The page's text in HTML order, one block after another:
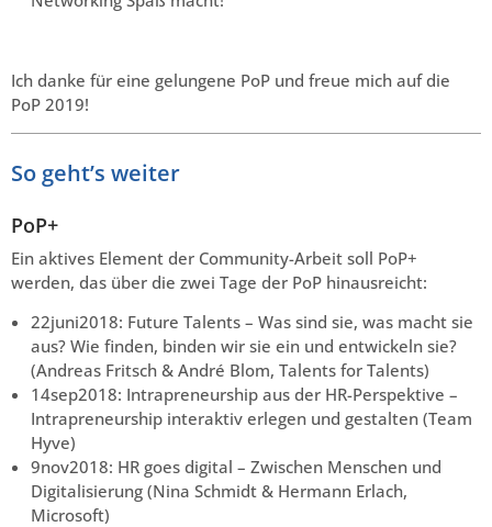
Ich danke für eine gelungene PoP und freue mich auf die
PoP 2019!
So geht’s weiter
PoP+
Ein aktives Element der Community-Arbeit soll PoP+
werden, das über die zwei Tage der PoP hinausreicht:
22juni2018: Future Talents – Was sind sie, was macht sie
aus? Wie finden, binden wir sie ein und entwickeln sie?
(Andreas Fritsch & André Blom, Talents for Talents)
14sep2018: Intrapreneurship aus der HR-Perspektive –
Intrapreneurship interaktiv erlegen und gestalten (Team
Hyve)
9nov2018: HR goes digital – Zwischen Menschen und
Digitalisierung (Nina Schmidt & Hermann Erlach,
Microsoft)